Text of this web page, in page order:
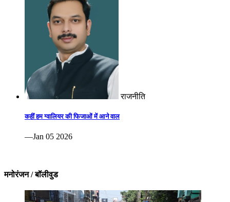
राजनीति
कहीं हम ग्वालियर की फिजाओं में आने वाल
—Jan 05 2026
मनोरंजन / बॉलीवुड